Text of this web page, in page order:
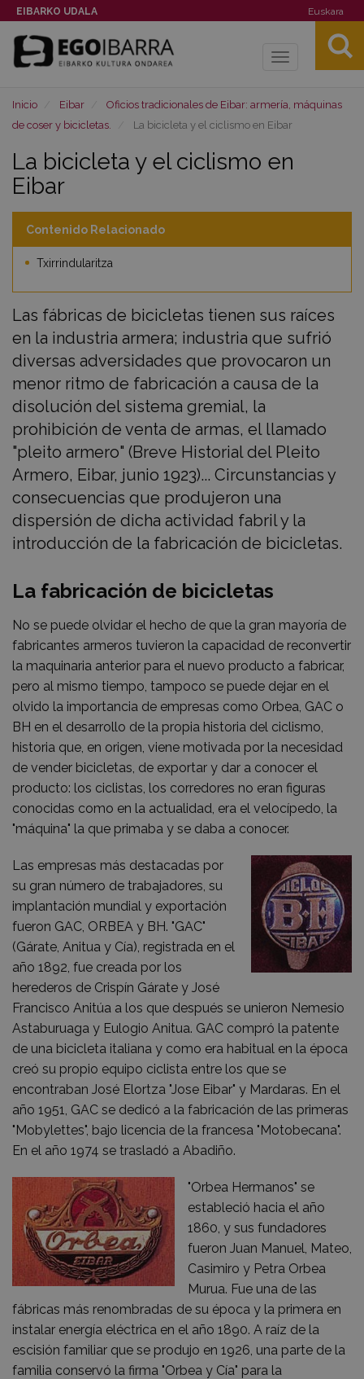
EIBARKO UDALA Euskara
Toggle
Inicio Eibar
Oficios tradicionales de Eibar: armería, máquinas
de coser y bicicletas.
La bicicleta y el ciclismo en Eibar
La bicicleta y el ciclismo en
Eibar
Contenido Relacionado
Txirrindularitza
Las fábricas de bicicletas tienen sus raíces
en la industria armera; industria que sufrió
diversas adversidades que provocaron un
menor ritmo de fabricación a causa de la
disolución del sistema gremial, la
prohibición de venta de armas, el llamado
"pleito armero" (Breve Historial del Pleito
Armero, Eibar, junio 1923)... Circunstancias y
consecuencias que produjeron una
dispersión de dicha actividad fabril y la
introducción de la fabricación de bicicletas.
La fabricación de bicicletas
No se puede olvidar el hecho de que la gran mayoría de
fabricantes armeros tuvieron la capacidad de reconvertir
la maquinaria anterior para el nuevo producto a fabricar,
pero al mismo tiempo, tampoco se puede dejar en el
olvido la importancia de empresas como Orbea, GAC o
BH en el desarrollo de la propia historia del ciclismo,
historia que, en origen, viene motivada por la necesidad
de vender bicicletas, de exportar y dar a conocer el
producto: los ciclistas, los corredores no eran figuras
conocidas como en la actualidad, era el velocípedo, la
"máquina" la que primaba y se daba a conocer.
Las empresas más destacadas por
su gran número de trabajadores, su
implantación mundial y exportación
fueron GAC, ORBEA y BH. "GAC"
(Gárate, Anitua y Cía), registrada en el
año 1892, fue creada por los
herederos de Crispín Gárate y José
Francisco Anitúa a los que después se unieron Nemesio
Astaburuaga y Eulogio Anitua. GAC compró la patente
de una bicicleta italiana y como era habitual en la época
creó su propio equipo ciclista entre los que se
encontraban José Elortza "Jose Eibar" y Mardaras. En el
año 1951, GAC se dedicó a la fabricación de las primeras
"Mobylettes", bajo licencia de la francesa "Motobecana".
En el año 1974 se trasladó a Abadiño.
"Orbea Hermanos" se
estableció hacia el año
1860, y sus fundadores
fueron Juan Manuel, Mateo,
Casimiro y Petra Orbea
Murua. Fue una de las
fábricas más renombradas de su época y la primera en
instalar energía eléctrica en el año 1890. A raíz de la
escisión familiar que se produjo en 1926, una parte de la
familia conservó la firma "Orbea y Cía" para la